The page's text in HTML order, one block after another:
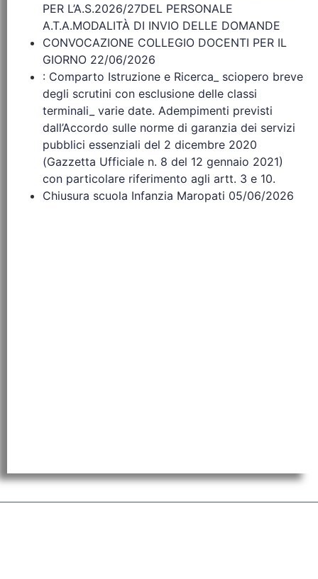
PER L’A.S.2026/27DEL PERSONALE
A.T.A.MODALITÀ DI INVIO DELLE DOMANDE
CONVOCAZIONE COLLEGIO DOCENTI PER IL
GIORNO 22/06/2026
: Comparto Istruzione e Ricerca_ sciopero breve
degli scrutini con esclusione delle classi
terminali_ varie date. Adempimenti previsti
dall’Accordo sulle norme di garanzia dei servizi
pubblici essenziali del 2 dicembre 2020
(Gazzetta Ufficiale n. 8 del 12 gennaio 2021)
con particolare riferimento agli artt. 3 e 10.
Chiusura scuola Infanzia Maropati 05/06/2026